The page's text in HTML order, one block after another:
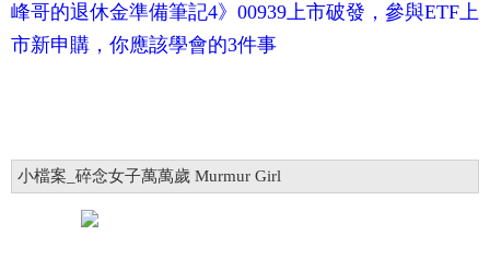
峰哥的退休金準備筆記4》00939上市破發，參與ETF上
市新申購，你應該學會的3件事
小檔案_碎念女子萬萬歲 Murmur Girl